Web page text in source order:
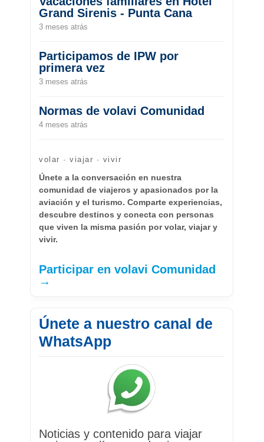
Grand Sirenis - Punta Cana
3 meses atrás
Participamos de IPW por
primera vez
3 meses atrás
Normas de volavi Comunidad
4 meses atrás
volar · viajar · vivir
Únete a la conversación en nuestra
comunidad de viajeros y apasionados por la
aviación y el turismo. Comparte experiencias,
descubre destinos y conecta con personas
que viven la misma pasión por volar, viajar y
vivir.
Participar en volavi Comunidad
→
Únete a nuestro canal de
WhatsApp
Noticias y contenido para viajar